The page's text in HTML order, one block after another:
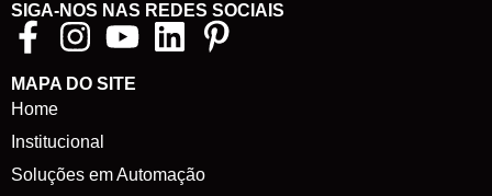
SIGA-NOS NAS REDES SOCIAIS
MAPA DO SITE
Home
Institucional
Soluções em Automação